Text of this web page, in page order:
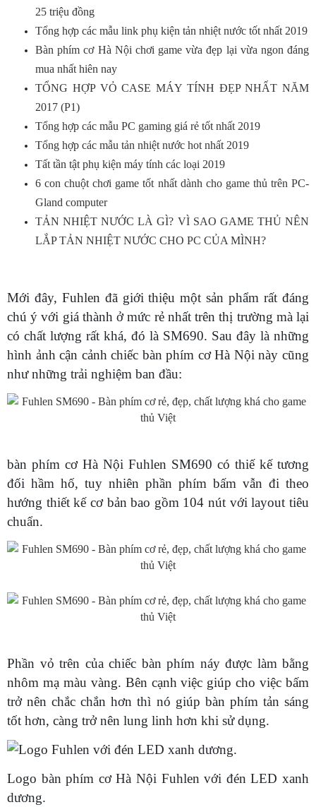
25 triệu đồng
Tổng hợp các mẫu link phụ kiện tản nhiệt nước tốt nhất 2019
Bàn phím cơ Hà Nội chơi game vừa đẹp lại vừa ngon đáng
mua nhất hiên nay
TỔNG HỢP VỎ CASE MÁY TÍNH ĐẸP NHẤT NĂM
2017 (P1)
Tổng hợp các mẫu PC gaming giá rẻ tốt nhất 2019
Tổng hợp các mẫu tản nhiệt nước hot nhất 2019
Tất tần tật phụ kiện máy tính các loại 2019
6 con chuột chơi game tốt nhất dành cho game thủ trên PC-
Gland computer
TẢN NHIỆT NƯỚC LÀ GÌ? VÌ SAO GAME THỦ NÊN
LẮP TẢN NHIỆT NƯỚC CHO PC CỦA MÌNH?
Mới đây, Fuhlen đã giới thiệu một sản phẩm rất đáng
chú ý với giá thành ở mức rẻ nhất trên thị trường mà lại
có chất lượng rất khá, đó là SM690. Sau đây là những
hình ảnh cận cảnh chiếc bàn phím cơ Hà Nội này cũng
như những trải nghiệm ban đầu:
bàn phím cơ Hà Nội Fuhlen SM690 có thiế kế tương
đối hầm hố, tuy nhiên phần phím bấm vẫn đi theo
hướng thiết kế cơ bản bao gồm 104 nút với layout tiêu
chuẩn.
Phần vỏ trên của chiếc bàn phím náy được làm bằng
nhôm mạ màu vàng. Bên cạnh việc giúp cho việc bấm
trở nên chắc chắn hơn thì nó giúp bàn phím tản sáng
tốt hơn, càng trở nên lung linh hơn khi sử dụng.
Logo bàn phím cơ Hà Nội Fuhlen với đén LED xanh
dương.